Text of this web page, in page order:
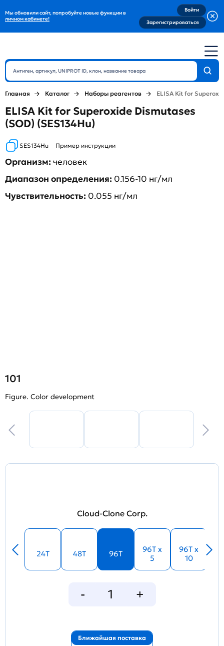
Мы обновили сайт, попробуйте новые функции в
личном кабинете!
Войти
Зарегистрироваться
Главная Каталог Наборы реагентов ELISA Kit for
ELISA Kit for Superoxide Dismutases
(SOD) (SES134Hu)
SES134Hu Пример инструкции
Организм:человек
Диапазон определения: 0.156-10 нг/мл
Чувствительность: 0.055 нг/мл
101
Figure. Color development
Cloud-Clone Corp.
24T 48T 96T
96T x
5
96T x
10
Ближайшая поставка